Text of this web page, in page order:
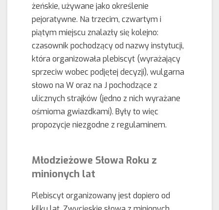
żeńskie, używane jako określenie
pejoratywne. Na trzecim, czwartym i
piątym miejscu znalazły się kolejno:
czasownik pochodzący od nazwy instytucji,
która organizowała plebiscyt (wyrażający
sprzeciw wobec podjętej decyzji), wulgarna
słowo na W oraz na J pochodzące z
ulicznych strajków (jedno z nich wyrażane
ośmioma gwiazdkami). Były to więc
propozycje niezgodne z regulaminem.
Młodzieżowe Słowa Roku z
minionych lat
Plebiscyt organizowany jest dopiero od